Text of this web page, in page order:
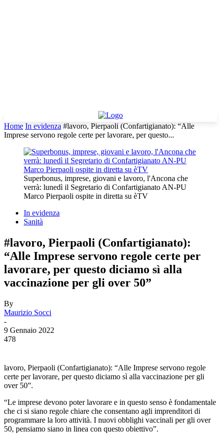
Home In evidenza #lavoro, Pierpaoli (Confartigianato): “Alle
Imprese servono regole certe per lavorare, per questo...
Superbonus, imprese, giovani e lavoro, l'Ancona che
verrà: lunedì il Segretario di Confartigianato AN-PU
Marco Pierpaoli ospite in diretta su èTV
In evidenza
Sanità
#lavoro, Pierpaoli (Confartigianato):
“Alle Imprese servono regole certe per
lavorare, per questo diciamo sì alla
vaccinazione per gli over 50”
By
Maurizio Socci
-
9 Gennaio 2022
478
lavoro, Pierpaoli (Confartigianato): “Alle Imprese servono regole
certe per lavorare, per questo diciamo sì alla vaccinazione per gli
over 50”.
“Le imprese devono poter lavorare e in questo senso è fondamentale
che ci si siano regole chiare che consentano agli imprenditori di
programmare la loro attività. I nuovi obblighi vaccinali per gli over
50, pensiamo siano in linea con questo obiettivo”.